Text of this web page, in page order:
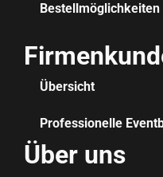
Bestellmöglichkeiten
Übersicht
Professionelle
Über uns